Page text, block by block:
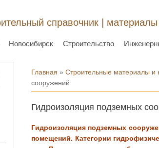
справочник | материалы
Новосибирск Строительство
Вы здесь
Главная »Строительные материалы и
сооружений
Гидроизоляция подземных
Гидроизоляция подземных
помещений. Категории